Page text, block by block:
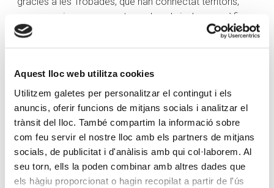
Aquest lloc web utilitza cookies
Utilitzem galetes per personalitzar el contingut i els
anuncis, oferir funcions de mitjans socials i analitzar el
trànsit del lloc. També compartim la informació sobre
com feu servir el nostre lloc amb els partners de mitjans
socials, de publicitat i d'anàlisis amb qui col·laborem. Al
seu torn, ells la poden combinar amb altres dades que
els hàgiu proporcionat o hagin recopilat a partir de l'ús
empreses i persones no tan sols pel vincle geogràfic
que ens uneix, sinó també perquè han aconseguit
enfortir la relació entre països. En aquesta mateixa línia,
Andorrà es va consolidar el 2006, quan el banc va
esdevenir-ne un dels patrocinadors principals.
Andorra ha viscut, en els últims ans, un procés evident
d’obertura econòmica. Gràcies a un ingent esforç
col·lectiu, el nostre país ja disposa d’una economia
oberta al món, imprescindible per a un petit país que
s’havia basat històricament en el comerç, el turisme i